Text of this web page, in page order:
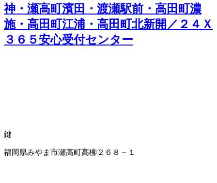
神・瀬高町濱田・渡瀬駅前・高田町濃
施・高田町江浦・高田町北新開／２４Ｘ
３６５安心受付センター
鍵
福岡県みやま市瀬高町高柳２６８－１